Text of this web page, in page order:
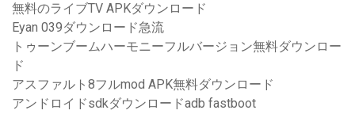
無料のライブTV APKダウンロード
Eyan 039ダウンロード急流
トゥーンブームハーモニーフルバージョン無料ダウンロー
ド
アスファルト8フルmod APK無料ダウンロード
アンドロイドsdkダウンロードadb fastboot